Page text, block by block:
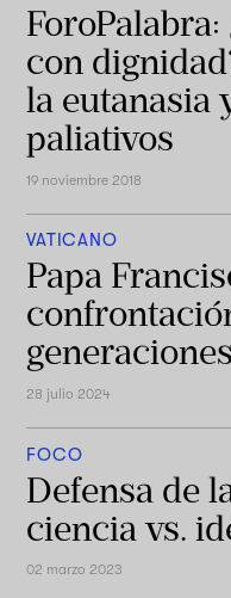
con
la eutanasia
paliativos
19 noviembre 2018
VATICANO
Papa
28 julio 2024
FOCO
Defensa de
ciencia vs.
02 marzo 2023